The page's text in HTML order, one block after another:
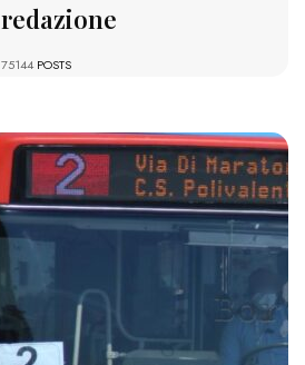
redazione
75144 POSTS